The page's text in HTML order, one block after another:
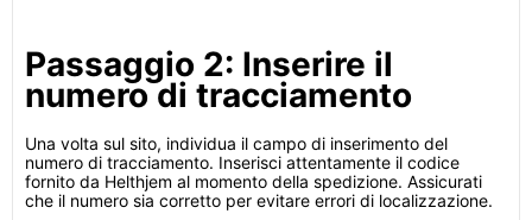
Passaggio 2: Inserire il
numero di tracciamento
Una volta sul sito, individua il campo di inserimento del
numero di tracciamento. Inserisci attentamente il codice
fornito da Helthjem al momento della spedizione. Assicurati
che il numero sia corretto per evitare errori di localizzazione.